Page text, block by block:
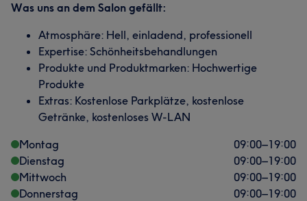
Was uns an dem Salon gefällt:
Atmosphäre: Hell, einladend, professionell
Expertise: Schönheitsbehandlungen
Produkte und Produktmarken: Hochwertige
Produkte
Extras: Kostenlose Parkplätze, kostenlose
Getränke, kostenloses W-LAN
Montag
09:00–19:00
Dienstag
09:00–19:00
Mittwoch
09:00–19:00
Donnerstag
09:00–19:00